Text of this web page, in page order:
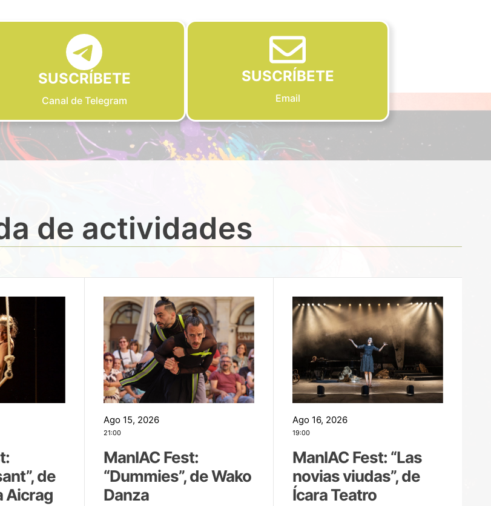
SUSCRÍBETE
Canal de Telegram
SUSCRÍBETE
Email
de actividades
de
Aicrag
Ago 15, 2026
21:00
ManIAC Fest:
“Dummies”, de Wako
Danza
Ago 16, 2026
19:00
ManIAC Fest: “Las
novias viudas”, de
Ícara Teatro